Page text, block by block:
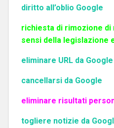
diritto all’oblio Google
richiesta di rimozione
sensi della legislazione
eliminare URL da Google
cancellarsi da Google
eliminare risultati
togliere notizie da